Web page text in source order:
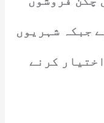
جبکہ شہریوں
کرنے